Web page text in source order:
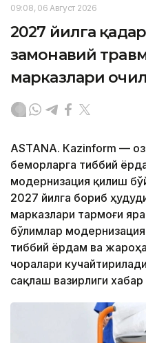
09:08, 06 Август 2026
2027 йилга
замонавий
марказлари
ASTANА. Кazinform —
беморларга тиббий
модернизация қилиш
2027 йилга бориб
марказлари тармоғи
бўлимлар
тиббий ёрдам ва
чоралари
сақлаш вазирлиги